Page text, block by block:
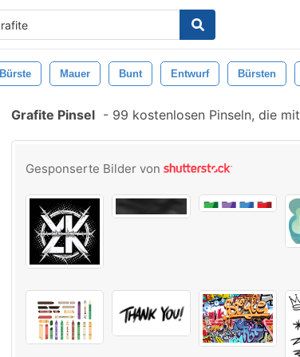
Bürste Mauer Bunt Entwurf Bürsten
Grafite Pinsel - 99 kostenlosen Pinseln, die mit
Gesponserte Bilder von